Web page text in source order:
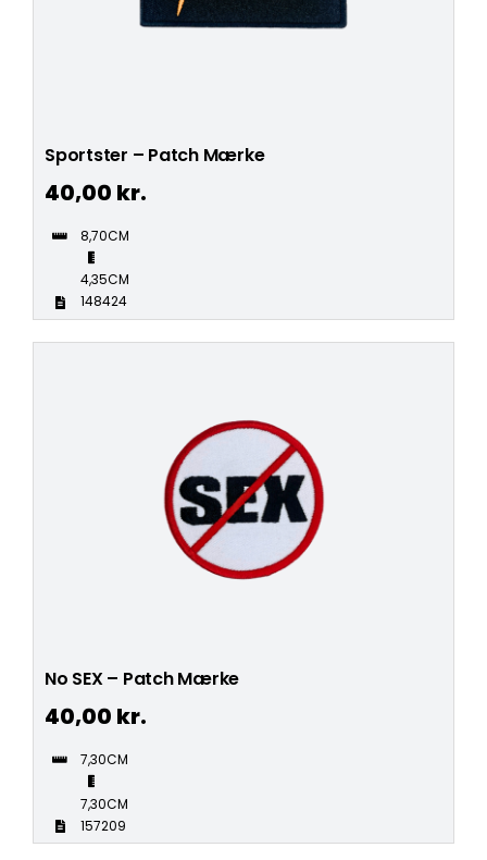
Sportster – Patch Mærke
40,00 kr.
8,70CM
4,35CM
148424
No SEX – Patch Mærke
40,00 kr.
7,30CM
7,30CM
157209